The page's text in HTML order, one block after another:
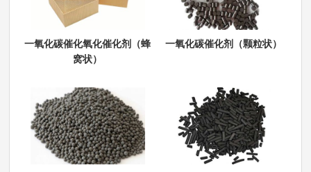
一氧化碳催化氧化催化剂（蜂
窝状）
一氧化碳催化剂（颗粒状）